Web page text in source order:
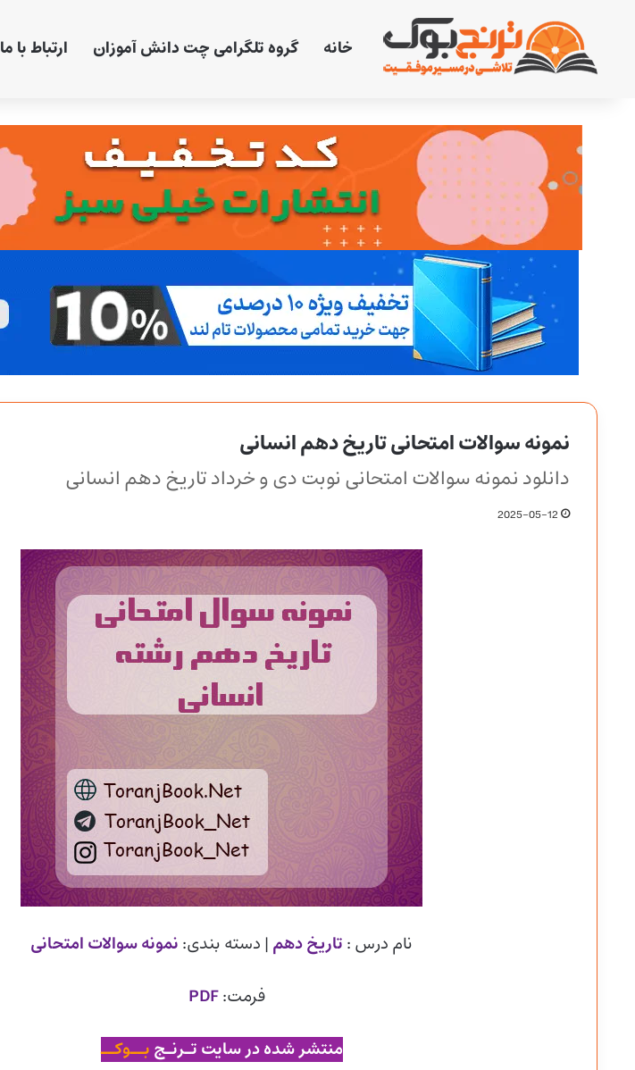
خانه گروه تلگرامی چت دانش آموزان ارتباط با ما
نمونه سوالات امتحانی تاریخ دهم انسانی
دانلود نمونه سوالات امتحانی نوبت دی و خرداد تاریخ دهم انسانی
2025-05-12
نام درس : تاریخ دهم | دسته بندی: نمونه سوالات امتحانی
فرمت:PDF
منتشر شده در سایت تـرنـج بــوکــ